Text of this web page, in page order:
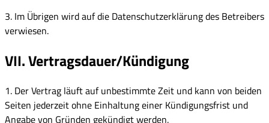
3. Im Übrigen wird auf die Datenschutzerklärung des Betreibers
verwiesen.
VII. Vertragsdauer/Kündigung
1. Der Vertrag läuft auf unbestimmte Zeit und kann von beiden
Seiten jederzeit ohne Einhaltung einer Kündigungsfrist und
Angabe von Gründen gekündigt werden.